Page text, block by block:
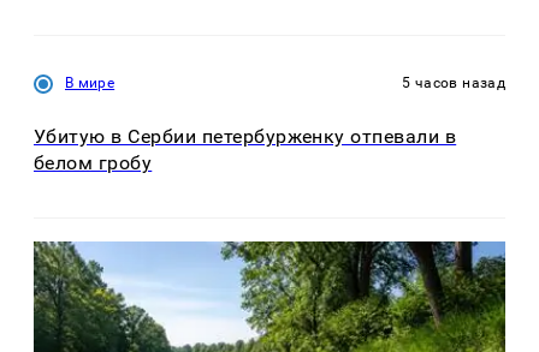
В мире 5 часов назад
Убитую в Сербии петербурженку отпевали в
белом гробу